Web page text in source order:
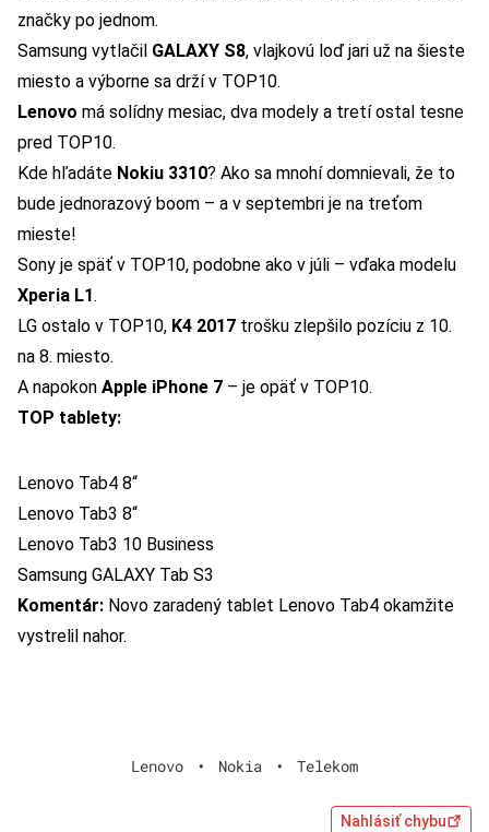
značky po jednom.
Samsung vytlačil GALAXY S8, vlajkovú loď jari už na šieste
miesto a výborne sa drží v TOP10.
Lenovo má solídny mesiac, dva modely a tretí ostal tesne
pred TOP10.
Kde hľadáte Nokiu 3310? Ako sa mnohí domnievali, že to
bude jednorazový boom – a v septembri je na treťom
mieste!
Sony je späť v TOP10, podobne ako v júli – vďaka modelu
Xperia L1.
LG ostalo v TOP10, K4 2017 trošku zlepšilo pozíciu z 10.
na 8. miesto.
A napokon Apple iPhone 7 – je opäť v TOP10.
TOP tablety:
Lenovo Tab4 8“
Lenovo Tab3 8“
Lenovo Tab3 10 Business
Samsung GALAXY Tab S3
Komentár: Novo zaradený tablet Lenovo Tab4 okamžite
vystrelil nahor.
Lenovo • Nokia • Telekom
Nahlásiť chybu